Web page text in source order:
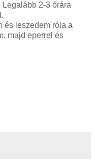
Legalább 2-3 órára
és leszedem róla a
majd eperrel és